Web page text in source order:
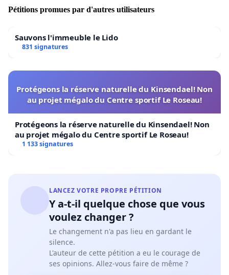
Pétitions promues par d'autres utilisateurs
Sauvons l'immeuble le Lido
831 signatures
Protégeons la réserve naturelle du Kinsendael! Non
au projet mégalo du Centre sportif Le Roseau!
Protégeons la réserve naturelle du Kinsendael! Non
au projet mégalo du Centre sportif Le Roseau!
1 133 signatures
LANCEZ VOTRE PROPRE PÉTITION
Y a-t-il quelque chose que vous
voulez changer ?
Le changement n'a pas lieu en gardant le
silence.
L'auteur de cette pétition a eu le courage de
ses opinions. Allez-vous faire de même ?